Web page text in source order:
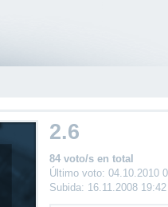
2.6
84 voto/s en total
Último voto: 04.10.2010
Subida: 16.11.2008